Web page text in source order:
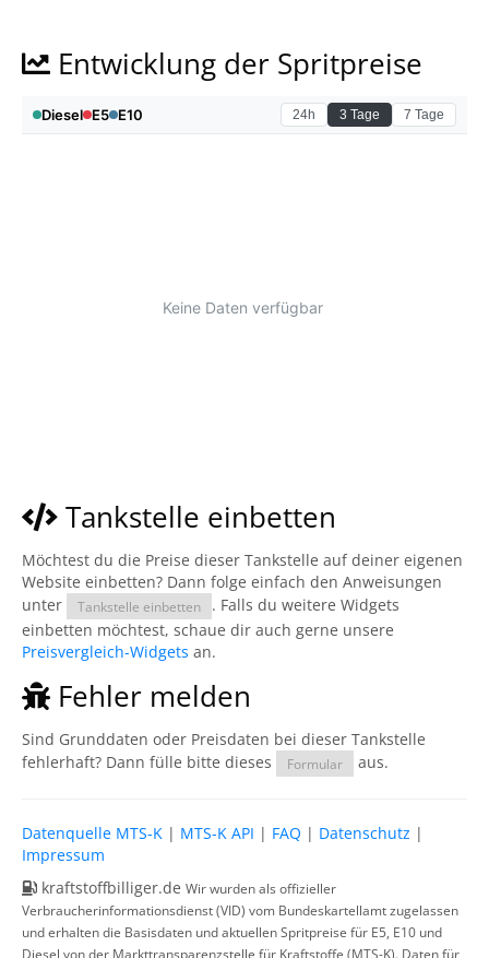
Entwicklung der Spritpreise
Tankstelle einbetten
Möchtest du die Preise dieser Tankstelle auf deiner eigenen
Website einbetten? Dann folge einfach den Anweisungen
unter
Tankstelle einbetten
. Falls du weitere Widgets
einbetten möchtest, schaue dir auch gerne unsere
Preisvergleich-Widgets an.
Fehler melden
Sind Grunddaten oder Preisdaten bei dieser Tankstelle
fehlerhaft? Dann fülle bitte dieses
Formular aus.
Datenquelle MTS-K | MTS-K API | FAQ | Datenschutz |
Impressum
kraftstoffbilliger.de Wir wurden als offizieller
Verbraucherinformationsdienst (VID) vom Bundeskartellamt zugelassen
und erhalten die Basisdaten und aktuellen Spritpreise für E5, E10 und
Diesel von der Markttransparenzstelle für Kraftstoffe (MTS-K). Daten für